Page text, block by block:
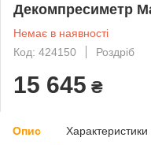
Декомпресиметр
Немає в наявності
Код: 424150
Роздріб
15 645 ₴
Опис Характеристики